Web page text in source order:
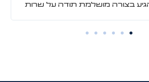
בצורה מושלמת תודה על שרות